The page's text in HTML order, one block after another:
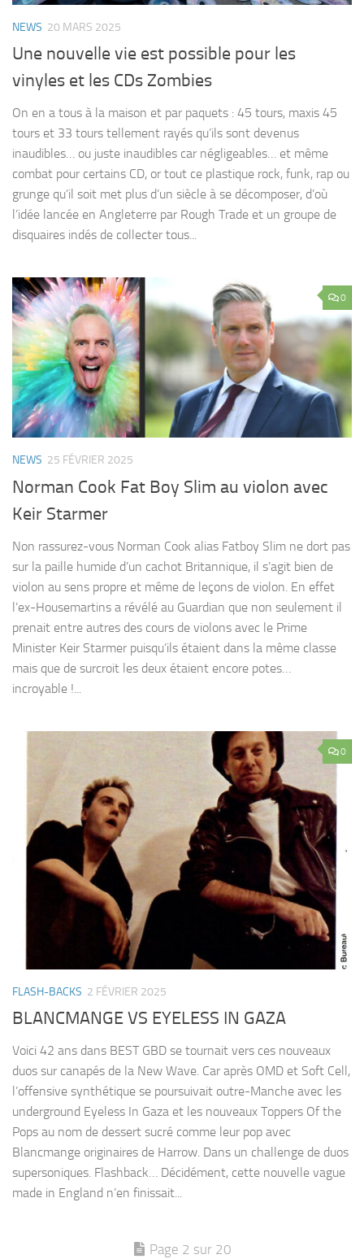
NEWS 20 MARS 2025
Une nouvelle vie est possible pour les
vinyles et les CDs Zombies
On en a tous à la maison et par paquets : 45 tours, maxis 45
tours et 33 tours tellement rayés qu’ils sont devenus
inaudibles… ou juste inaudibles car négligeables… et même
combat pour certains CD, or tout ce plastique rock, funk, rap ou
grunge qu’il soit met plus d’un siècle à se décomposer, d’où
l’idée lancée en Angleterre par Rough Trade et un groupe de
disquaires indés de collecter tous...
0
NEWS 25 FÉVRIER 2025
Norman Cook Fat Boy Slim au violon avec
Keir Starmer
Non rassurez-vous Norman Cook alias Fatboy Slim ne dort pas
sur la paille humide d’un cachot Britannique, il s’agit bien de
violon au sens propre et même de leçons de violon. En effet
l’ex-Housemartins a révélé au Guardian que non seulement il
prenait entre autres des cours de violons avec le Prime
Minister Keir Starmer puisqu’ils étaient dans la même classe
mais que de surcroit les deux étaient encore potes…
incroyable !...
0
FLASH-BACKS 2 FÉVRIER 2025
BLANCMANGE VS EYELESS IN GAZA
Voici 42 ans dans BEST GBD se tournait vers ces nouveaux
duos sur canapés de la New Wave. Car après OMD et Soft Cell,
l’offensive synthétique se poursuivait outre-Manche avec les
underground Eyeless In Gaza et les nouveaux Toppers Of the
Pops au nom de dessert sucré comme leur pop avec
Blancmange originaires de Harrow. Dans un challenge de duos
supersoniques. Flashback… Décidément, cette nouvelle vague
made in England n’en finissait...
Page 2 sur 20